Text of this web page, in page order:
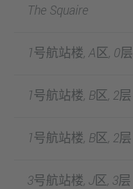
The Squaire
1号航站楼, A区, 0层
1号航站楼, B区, 2层
1号航站楼, B区, 2层
3号航站楼, J区, 3层